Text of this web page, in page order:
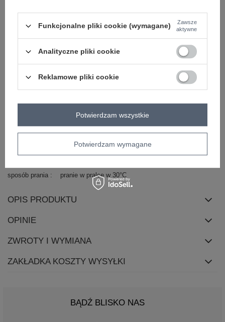
Kod produktu
IT-SD-97576-2.19P
MAYA
skład materiału
100% poliester
codzienne do pracy
długość
midi
wiązanie
cechy
z paskiem kieszenie
sposób prania pranie w pralce w 30°C
OPIS PRODUKTU
OPINIE
ZWROTY I WYMIANA
ZAKŁADKA KOSZTY WYSYŁKI
BĄDŹ BLISKO NAS
Funkcjonalne pliki cookie (wymagane)
Zawsze
aktywne
Analityczne pliki cookie
Reklamowe pliki cookie
Potwierdzam wymagane
Potwierdzam wszystkie